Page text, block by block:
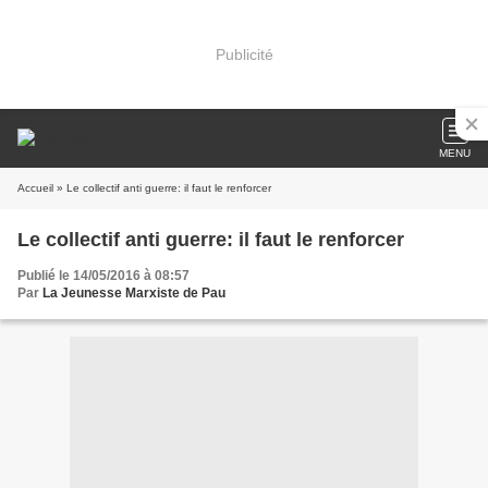
Publicité
MENU
Accueil » Le collectif anti guerre: il faut le renforcer
Le collectif anti guerre: il faut le renforcer
Publié le 14/05/2016 à 08:57
Par La Jeunesse Marxiste de Pau